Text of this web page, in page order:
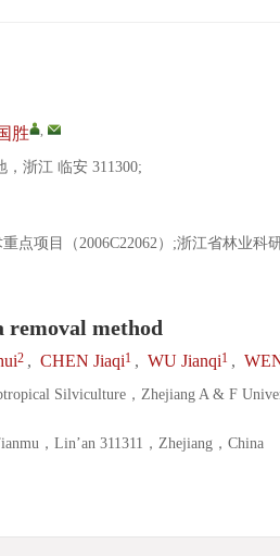
胜 ,
浙江 临安 311300;
点项目（2006C22062）;浙江省林业科
removal method
2 , CHEN Jiaqi1 , WU Jianqi1 ,
Silviculture，Zhejiang A & F
，Lin’an 311311，Zhejiang，China